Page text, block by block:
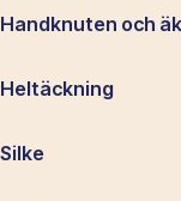
Handknuten och
Heltäckning
Silke